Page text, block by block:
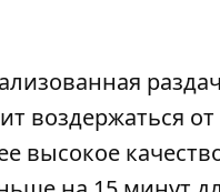
воздержаться
высокое